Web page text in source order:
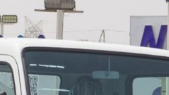
أقل معدل
أقل
أقل معدل